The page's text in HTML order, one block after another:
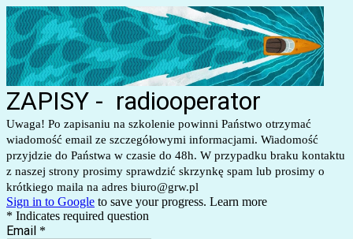
ZAPISY - radiooperator
Uwaga! Po zapisaniu na szkolenie powinni Państwo otrzymać
wiadomość email ze szczegółowymi informacjami. Wiadomość
przyjdzie do Państwa w czasie do 48h. W przypadku braku kontaktu
z naszej strony prosimy sprawdzić skrzynkę spam lub prosimy o
krótkiego maila na adres biuro@grw.pl
Sign in to Google to save your progress. Learn more
* Indicates required question
Email *